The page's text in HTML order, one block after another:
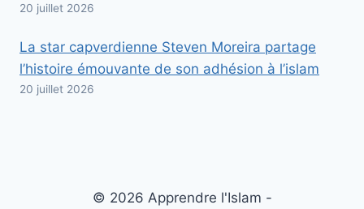
20 juillet 2026
La star capverdienne Steven Moreira partage
l’histoire émouvante de son adhésion à l’islam
20 juillet 2026
© 2026 Apprendre l'Islam -